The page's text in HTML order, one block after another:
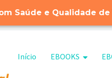
Saúde e Qualidade de
Pular para o conteúdo
Início EBOOKS